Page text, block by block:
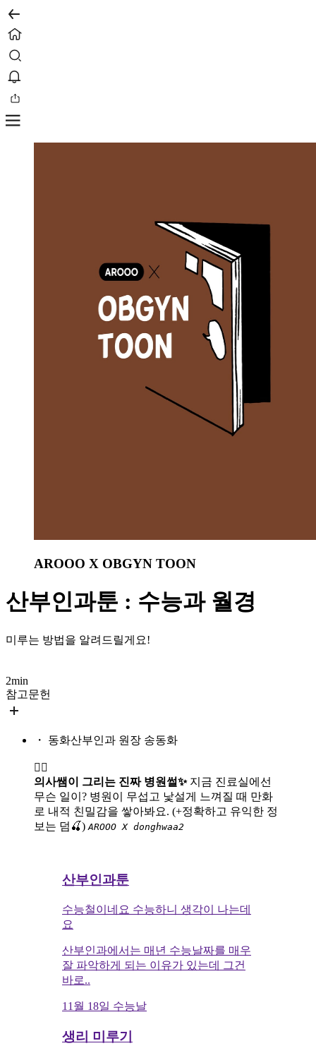
AROOO X OBGYN TOON
산부인과툰 : 수능과 월경
미루는 방법을 알려드릴게요!
2min
참고문헌
・ 동화산부인과 원장 송동화
👩‍⚕️
의사쌤이 그리는 진짜 병원썰✨ 지금 진료실에선
무슨 일이? 병원이 무섭고 낯설게 느껴질 때 만화
로 내적 친밀감을 쌓아봐요. (+정확하고 유익한 정
보는 덤🍒) AROOO X donghwaa2
산부인과툰
수능철이네요 수능하니 생각이 나는데
요
산부인과에서는 매년 수능날짜를 매우
잘 파악하게 되는 이유가 있는데 그건
바로..
11월 18일 수능날
생리 미루기